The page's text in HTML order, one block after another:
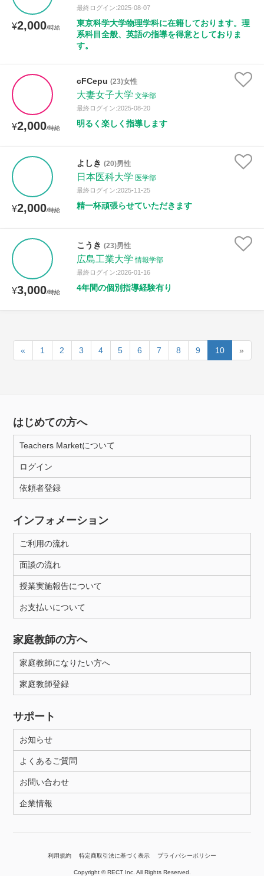
¥2,000/時給
最終ログイン:2025-08-07
東京科学大学物理学科に在籍しております。理
系科目全般、英語の指導を得意としておりま
す。
¥2,000/時給
cFCepu (23)女性
大妻女子大学 文学部
最終ログイン:2025-08-20
明るく楽しく指導します
¥2,000/時給
よしき (20)男性
日本医科大学 医学部
最終ログイン:2025-11-25
精一杯頑張らせていただきます
¥3,000/時給
こうき (23)男性
広島工業大学 情報学部
最終ログイン:2026-01-16
4年間の個別指導経験有り
« 1 2 3 4 5 6 7 8 9 10 »
はじめての方へ
Teachers Marketについて
ログイン
依頼者登録
インフォメーション
ご利用の流れ
面談の流れ
授業実施報告について
お支払いについて
家庭教師の方へ
家庭教師になりたい方へ
家庭教師登録
サポート
お知らせ
よくあるご質問
お問い合わせ
企業情報
利用規約 特定商取引法に基づく表示 プライバシーポリシー
Copyright © RECT Inc. All Rights Reserved.